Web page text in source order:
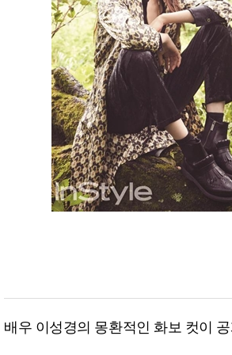
한·미 투자 올인원 클래스 해외증시
배우 이성경의 몽환적인 화보 컷이